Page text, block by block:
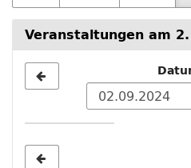
Hatten
e.V.
Veranstaltungen am
zur
Anzeige